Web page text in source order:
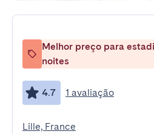
Melhor preço para
noites
4.7 1 avaliação
Lille, France